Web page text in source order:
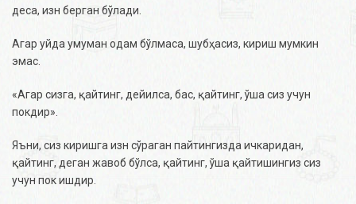
деса, изн берган бўлади.
Агар уйда умуман одам бўлмаса, шубҳасиз, кириш мумкин
эмас.
«Агар сизга, қайтинг, дейилса, бас, қайтинг, ўша сиз учун
покдир».
Яъни, сиз киришга изн сўраган пайтингизда ичкаридан,
қайтинг, деган жавоб бўлса, қайтинг, ўша қайтишингиз сиз
учун пок ишдир.